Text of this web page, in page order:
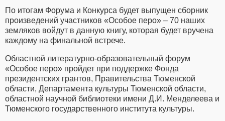
По итогам Форума и Конкурса будет выпущен сборник
произведений участников «Особое перо» – 70 наших
земляков войдут в данную книгу, которая будет вручена
каждому на финальной встрече.
Областной литературно-образовательный форум
«Особое перо» пройдет при поддержке Фонда
президентских грантов, Правительства Тюменской
области, Департамента культуры Тюменской области,
областной научной библиотеки имени Д.И. Менделеева и
Тюменского государственного института культуры.